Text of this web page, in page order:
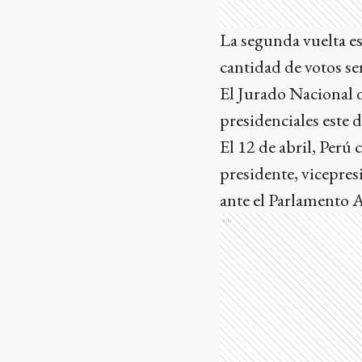
La segunda vuelta
cantidad de votos
El Jurado Nacional
presidenciales este
El 12 de abril, Perú
presidente,
ante el Parlamento
Ads